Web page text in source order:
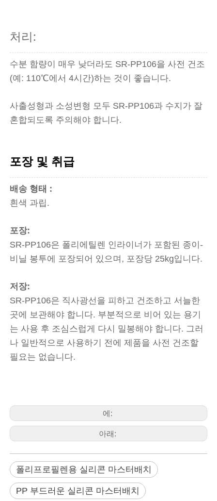
처리:
수분 함량이 매우 낮더라도 SR-PP106을 사전 건조
(예: 110℃에서 4시간)하는 것이 좋습니다.
사출성형과 소성변형 모두 SR-PP106과 수지가 잘
혼합되도록 주의해야 합니다.
포장 및 취급
배송 형태 :
흰색 과립.
포장:
SR-PP106은 폴리에틸렌 인라이너가 포함된 종이-
비닐 봉투에 포장되어 있으며, 포장당 25kg입니다.
저장:
SR-PP106은 직사광선을 피하고 건조하고 서늘한
곳에 보관해야 합니다. 부분적으로 비어 있는 용기
는 사용 후 조심스럽게 다시 밀봉해야 합니다. 그러
나 일반적으로 사용하기 전에 제품을 사전 건조할
필요는 없습니다.
에:
아래:
폴리프로필렌용 실리콘 마스터배치
PP 부드러운 실리콘 마스터배치